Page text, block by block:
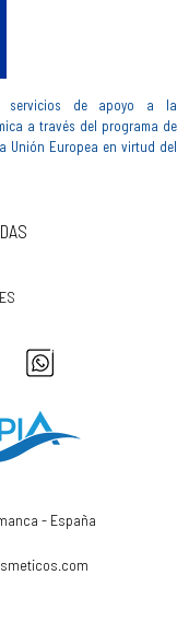
de apoyo a la
a través del programa de
Unión Europea en virtud del
- España